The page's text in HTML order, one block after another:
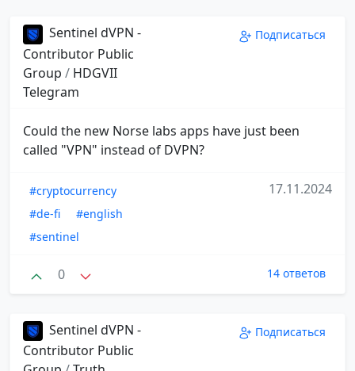
Sentinel dVPN -
Contributor Public
Group / HDGVII
Telegram
Подписаться
Could the new Norse labs apps have just been
called "VPN" instead of DVPN?
#cryptocurrency
#de-fi
#english
#sentinel
17.11.2024
0 14 ответов
Sentinel dVPN -
Contributor Public
Подписаться